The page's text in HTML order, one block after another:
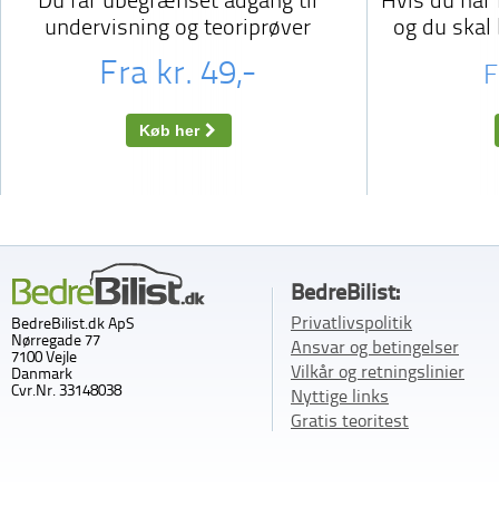
undervisning og teoriprøver
Fra kr. 49,-
Køb her
og du skal
BedreBilist.dk ApS
Nørregade 77
7100 Vejle
Danmark
Cvr.Nr. 33148038
BedreBilist:
Privatlivspolitik
Ansvar og betingelser
Vilkår og retningslinier
Nyttige links
Gratis teoritest